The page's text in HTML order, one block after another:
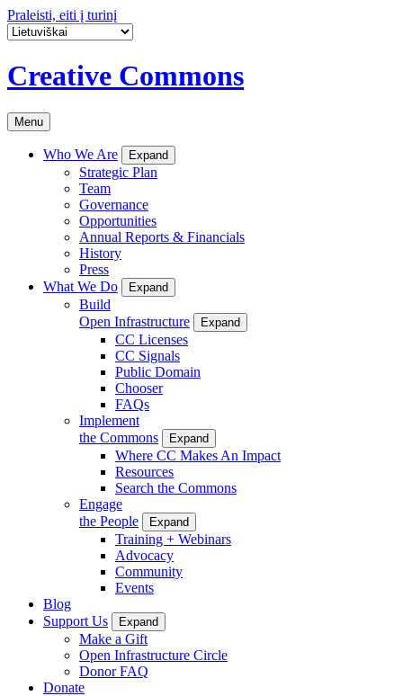
Praleisti, eiti į turinį
Creative Commons
Menu
Who We Are Expand
Strategic Plan
Team
Governance
Opportunities
Annual Reports & Financials
History
Press
What We Do
Expand
Build
Open Infrastructure
Expand
CC Licenses
CC Signals
Public Domain
Chooser
FAQs
Implement
the Commons
Expand
Where CC Makes An Impact
Resources
Search the Commons
Engage
the People
Expand
Training + Webinars
Advocacy
Community
Events
Blog
Support Us
Expand
Make a Gift
Open Infrastructure Circle
Donor FAQ
Donate